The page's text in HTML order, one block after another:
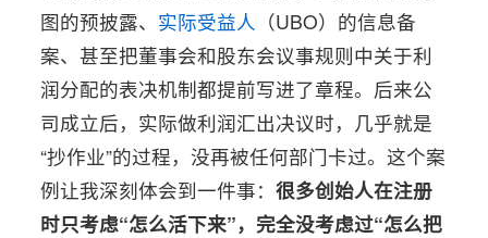
图的预披露、 实际受益人 （UBO）的信息备
案、甚至把董事会和股东会议事规则中关于利
润分配的表决机制都提前写进了章程。后来公
司成立后，实际做利润汇出决议时，几乎就是
“抄作业”的过程，没再被任何部门卡过。这个案
例让我深刻体会到一件事：很多创始人在注册
时只考虑“怎么活下来”，完全没考虑过“怎么把